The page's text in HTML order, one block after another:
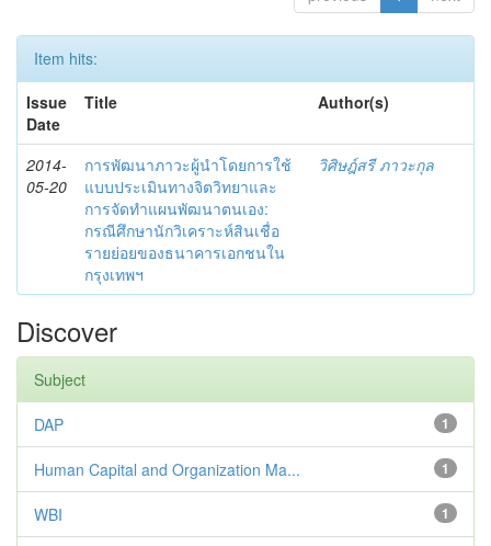
Item hits:
Issue
Date
Title Author(s)
2014-
05-20
การพัฒนาภาวะผู้นำโดยการใช้
แบบประเมินทางจิตวิทยาและ
การจัดทำแผนพัฒนาตนเอง:
กรณีศึกษานักวิเคราะห์สินเชื่อ
รายย่อยของธนาคารเอกชนใน
กรุงเทพฯ
วิศิษฎ์สรี ภาวะกุล
Discover
Subject
1
DAP
1
Human Capital and Organization Ma...
1
WBI